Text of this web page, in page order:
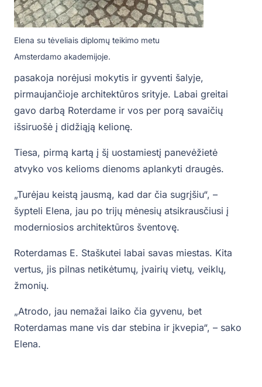
Elena su tėveliais diplomų teikimo metu
Amsterdamo akademijoje.
pasakoja norėjusi mokytis ir gyventi šalyje,
pirmaujančioje architektūros srityje. Labai greitai
gavo darbą Roterdame ir vos per porą savaičių
išsiruošė į didžiąją kelionę.
Tiesa, pirmą kartą į šį uostamiestį panevėžietė
atvyko vos kelioms dienoms aplankyti draugės.
„Turėjau keistą jausmą, kad dar čia sugrįšiu“, –
šypteli Elena, jau po trijų mėnesių atsikrausčiusi į
moderniosios architektūros šventovę.
Roterdamas E. Staškutei labai savas miestas. Kita
vertus, jis pilnas netikėtumų, įvairių vietų, veiklų,
žmonių.
„Atrodo, jau nemažai laiko čia gyvenu, bet
Roterdamas mane vis dar stebina ir įkvepia“, – sako
Elena.